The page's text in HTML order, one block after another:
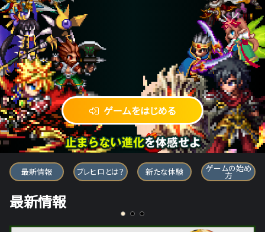
ゲームをはじめる
ブレイブ フロンティア ヒーローズ
最新情報 ブレヒロとは？ 新たな体験 ゲームの始め
方
最新情報